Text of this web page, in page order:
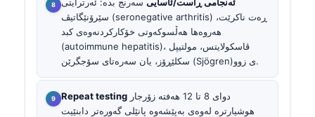
سێرۆنێگاتیڤ (seronegative arthritis) ڕەت ناکرێت،
هەروەها هەڵسوکەوتی خۆکارکردنەوەی کبد
(autoimmune hepatitis)، ڤاسکولایتس، مولتیپل
سکلێڕۆز، یان سەرەتای سۆجگرێن (Sjögren)ی زوو.
Repeat testing
هوشیارترە لەوەی بەپێشەوە پانێلی گەورەتر دابنێیت